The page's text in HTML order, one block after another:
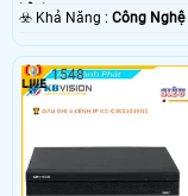
kênh.
️☣️ Khả Năng : Công Nghệ
1548